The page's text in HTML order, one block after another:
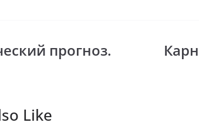
gr
a прогноз.
Like